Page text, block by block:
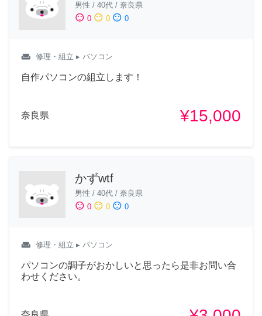
男性 / 40代 / 奈良県
sentiment_satisfied 0 sentiment_neutral 0 sentiment_dissatisfied 0
weekend 修理・組立 ▸ パソコン
自作パソコンの組立します！
奈良県 ¥15,000
かずwtf
男性 / 40代 / 奈良県
sentiment_satisfied 0 sentiment_neutral 0 sentiment_dissatisfied 0
weekend 修理・組立 ▸ パソコン
パソコンの調子がおかしいと思ったら是非お問い合
わせください。